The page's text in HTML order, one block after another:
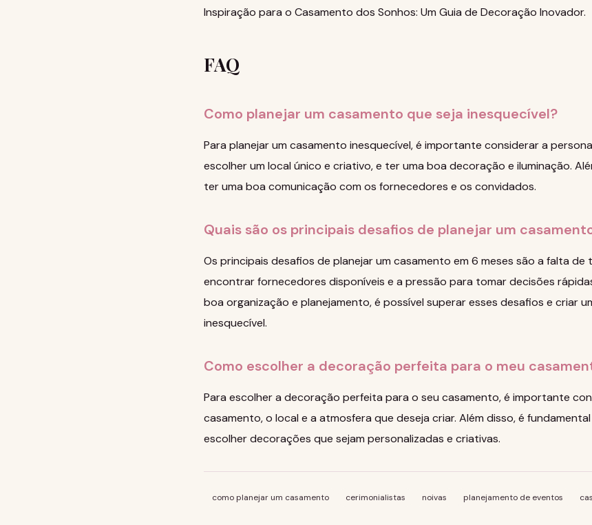
Inspiração para o Casamento dos Sonhos: Um Guia de Decoração Inovador.
FAQ
Como planejar um casamento que seja inesquecível?
Para planejar um casamento inesquecível, é importante considerar a
escolher um local único e criativo, e ter uma boa decoração e iluminação.
ter uma boa comunicação com os fornecedores e os convidados.
Quais são os principais desafios de planejar um
Os principais desafios de planejar um casamento em 6 meses são a falta de
encontrar fornecedores disponíveis e a pressão para tomar decisões
boa organização e planejamento, é possível superar esses desafios e criar
inesquecível.
Como escolher a decoração perfeita para o meu
Para escolher a decoração perfeita para o seu casamento, é importante
casamento, o local e a atmosfera que deseja criar. Além disso, é
escolher decorações que sejam personalizadas e criativas.
como planejar um casamento cerimonialistas noivas planejamento de eventos